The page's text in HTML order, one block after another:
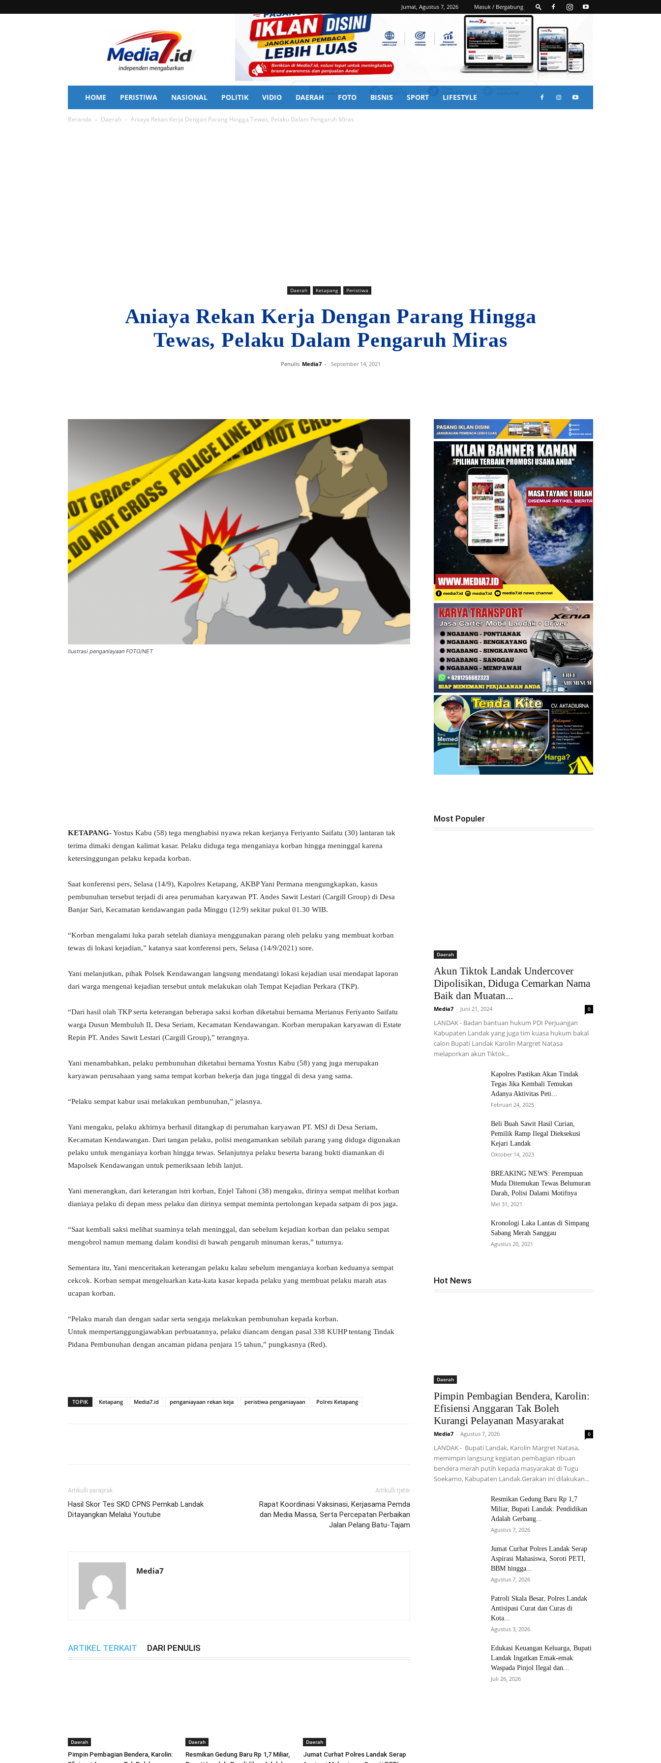
Jumat, Agustus 7, 2026 Masuk / Bergabung
HOME PERISTIWA NASIONAL POLITIK VIDIO DAERAH FOTO BISNIS SPORT LIFESTYLE
Beranda Daerah Aniaya Rekan Kerja Dengan Parang Hingga Tewas, Pelaku Dalam Pengaruh Miras
Daerah Ketapang Peristiwa
Aniaya Rekan Kerja Dengan Parang Hingga
Tewas, Pelaku Dalam Pengaruh Miras
Penulis Media7 - September 14, 2021
Ilustrasi penganiayaan FOTO/NET
KETAPANG-Yostus Kabu (58) tega menghabisi nyawa rekan kerjanya Feriyanto Saifatu (30) lantaran tak
terima dimaki dengan kalimat kasar. Pelaku diduga tega menganiaya korban hingga meninggal karena
ketersinggungan pelaku kepada korban.
Saat konferensi pers, Selasa (14/9), Kapolres Ketapang, AKBP Yani Permana mengungkapkan, kasus
pembunuhan tersebut terjadi di area perumahan karyawan PT. Andes Sawit Lestari (Cargill Group) di Desa
Banjar Sari, Kecamatan kendawangan pada Minggu (12/9) sekitar pukul 01.30 WIB.
“Korban mengalami luka parah setelah dianiaya menggunakan parang oleh pelaku yang membuat korban
tewas di lokasi kejadian,” katanya saat konferensi pers, Selasa (14/9/2021) sore.
Yani melanjutkan, pihak Polsek Kendawangan langsung mendatangi lokasi kejadian usai mendapat laporan
dari warga mengenai kejadian tersebut untuk melakukan olah Tempat Kejadian Perkara (TKP).
“Dari hasil olah TKP serta keterangan beberapa saksi korban diketahui bernama Merianus Feriyanto Saifatu
warga Dusun Membuluh II, Desa Seriam, Kecamatan Kendawangan. Korban merupakan karyawan di Estate
Repin PT. Andes Sawit Lestari (Cargill Group),” terangnya.
Yani menambahkan, pelaku pembunuhan diketahui bernama Yostus Kabu (58) yang juga merupakan
karyawan perusahaan yang sama tempat korban bekerja dan juga tinggal di desa yang sama.
“Pelaku sempat kabur usai melakukan pembunuhan,” jelasnya.
Yani mengaku, pelaku akhirnya berhasil ditangkap di perumahan karyawan PT. MSJ di Desa Seriam,
Kecamatan Kendawangan. Dari tangan pelaku, polisi mengamankan sebilah parang yang diduga digunakan
pelaku untuk menganiaya korban hingga tewas. Selanjutnya pelaku beserta barang bukti diamankan di
Mapolsek Kendawangan untuk pemeriksaan lebih lanjut.
Yani menerangkan, dari keterangan istri korban, Enjel Tahoni (38) mengaku, dirinya sempat melihat korban
dianiaya pelaku di depan mess pelaku dan dirinya sempat meminta pertolongan kepada satpam di pos jaga.
“Saat kembali saksi melihat suaminya telah meninggal, dan sebelum kejadian korban dan pelaku sempat
mengobrol namun memang dalam kondisi di bawah pengaruh minuman keras,” tuturnya.
Sementara itu, Yani menceritakan keterangan pelaku kalau sebelum menganiaya korban keduanya sempat
cekcok. Korban sempat mengeluarkan kata-kata kasar kepada pelaku yang membuat pelaku marah atas
ucapan korban.
“Pelaku marah dan dengan sadar serta sengaja melakukan pembunuhan kepada korban.
Untuk mempertanggungjawabkan perbuatannya, pelaku diancam dengan pasal 338 KUHP tentang Tindak
Pidana Pembunuhan dengan ancaman pidana penjara 15 tahun,” pungkasnya (Red).
TOPIK Ketapang Media7.id penganiayaan rekan keja peristiwa penganiayaan Polres Ketapang
Artikulli paraprak
Hasil Skor Tes SKD CPNS Pemkab Landak
Ditayangkan Melalui Youtube
Artikulli tjetër
Rapat Koordinasi Vaksinasi, Kerjasama Pemda
dan Media Massa, Serta Percepatan Perbaikan
Jalan Pelang Batu-Tajam
Media7
ARTIKEL TERKAIT DARI PENULIS
Daerah
Pimpin Pembagian Bendera, Karolin:
Daerah
Resmikan Gedung Baru Rp 1,7 Miliar,
Daerah
Jumat Curhat Polres Landak Serap
Most Populer
Daerah
Akun Tiktok Landak Undercover
Dipolisikan, Diduga Cemarkan Nama
Baik dan Muatan...
Media7 - Juni 21, 2024 0
LANDAK - Badan bantuan hukum PDI Perjuangan
Kabupaten Landak yang juga tim kuasa hukum bakal
calon Bupati Landak Karolin Margret Natasa
melaporkan akun Tiktok...
Kapolres Pastikan Akan Tindak
Tegas Jika Kembali Temukan
Adanya Aktivitas Peti...
Februari 24, 2025
Beli Buah Sawit Hasil Curian,
Pemilik Ramp Ilegal Dieksekusi
Kejari Landak
Oktober 14, 2023
BREAKING NEWS: Perempuan
Muda Ditemukan Tewas Belumuran
Darah, Polisi Dalami Motifnya
Mei 31, 2021
Kronologi Laka Lantas di Simpang
Sabang Merah Sanggau
Agustus 20, 2021
Hot News
Daerah
Pimpin Pembagian Bendera, Karolin:
Efisiensi Anggaran Tak Boleh
Kurangi Pelayanan Masyarakat
Media7 - Agustus 7, 2026 0
LANDAK - Bupati Landak, Karolin Margret Natasa,
memimpin langsung kegiatan pembagian ribuan
bendera merah putih kepada masyarakat di Tugu
Soekarno, Kabupaten Landak.Gerakan ini dilakukan...
Resmikan Gedung Baru Rp 1,7
Miliar, Bupati Landak: Pendidikan
Adalah Gerbang...
Agustus 7, 2026
Jumat Curhat Polres Landak Serap
Aspirasi Mahasiswa, Soroti PETI,
BBM hingga...
Agustus 7, 2026
Patroli Skala Besar, Polres Landak
Antisipasi Curat dan Curas di
Kota...
Agustus 3, 2026
Edukasi Keuangan Keluarga, Bupati
Landak Ingatkan Emak-emak
Waspada Pinjol Ilegal dan...
Juli 26, 2026